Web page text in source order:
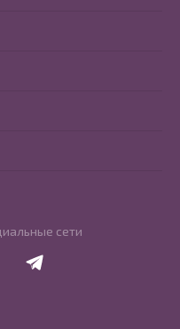
сети